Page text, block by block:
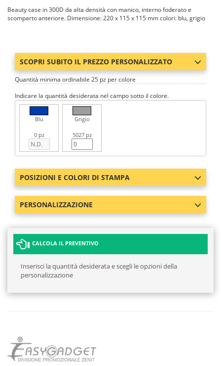
Beauty case in 300D da alta densità con manico, interno foderato e
scomparto anteriore. Dimensione: 220 x 115 x 115 mm colori: blu, grigio
SCOPRI SUBITO IL PREZZO PERSONALIZZATO
Quantità minima ordinabile 25 pz per colore
Indicare la quantità desiderata nel campo sotto il colore.
Blu
0 pz
Grigio
5027 pz
POSIZIONI E COLORI DI STAMPA
PERSONALIZZAZIONE
CALCOLA IL PREVENTIVO
Inserisci la quantità desiderata e scegli le opzioni della
personalizzazione